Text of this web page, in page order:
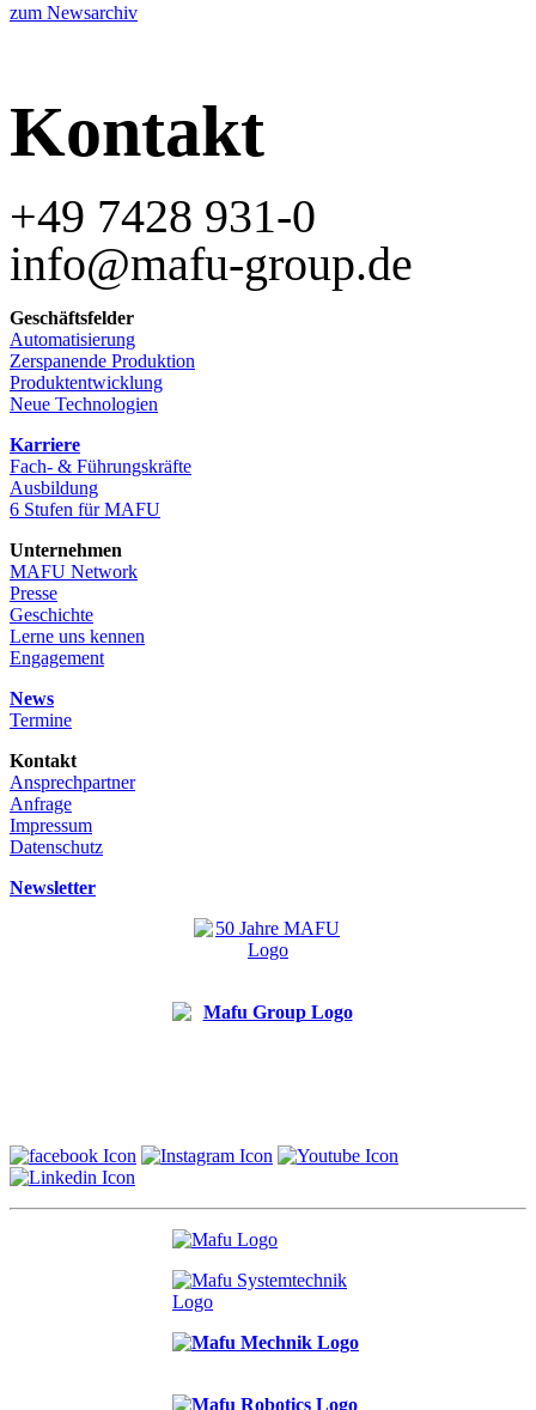
zum Newsarchiv
Kontakt
+49 7428 931-0
info@mafu-group.de
Geschäftsfelder
Automatisierung
Zerspanende Produktion
Produktentwicklung
Neue Technologien
Karriere
Fach- & Führungskräfte
Ausbildung
6 Stufen für MAFU
Unternehmen
MAFU Network
Presse
Geschichte
Lerne uns kennen
Engagement
News
Termine
Kontakt
Ansprechpartner
Anfrage
Impressum
Datenschutz
Newsletter